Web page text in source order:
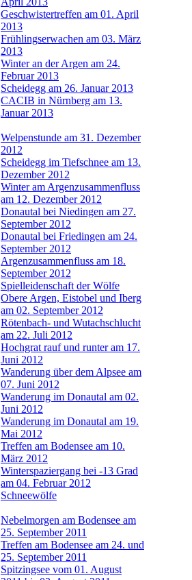
Geschwistertreffen am 01. April
2013
Frühlingserwachen am 03. März
2013
Winter an der Argen am 24.
Februar 2013
Scheidegg am 26. Januar 2013
CACIB in Nürnberg am 13.
Januar 2013
Welpenstunde am 31. Dezember
2012
Scheidegg im Tiefschnee am 13.
Dezember 2012
Winter am Argenzusammenfluss
am 12. Dezember 2012
Donautal bei Niedingen am 27.
September 2012
Donautal bei Friedingen am 24.
September 2012
Argenzusammenfluss am 18.
September 2012
Spielleidenschaft der Wölfe
Obere Argen, Eistobel und Iberg
am 02. September 2012
Rötenbach- und Wutachschlucht
am 22. Juli 2012
Hochgrat rauf und runter am 17.
Juni 2012
Wanderung über dem Alpsee am
07. Juni 2012
Wanderung im Donautal am 02.
Juni 2012
Wanderung im Donautal am 19.
Mai 2012
Treffen am Bodensee am 10.
März 2012
Winterspaziergang bei -13 Grad
am 04. Februar 2012
Schneewölfe
Nebelmorgen am Bodensee am
25. September 2011
Treffen am Bodensee am 24. und
25. September 2011
Spitzingsee vom 01. August